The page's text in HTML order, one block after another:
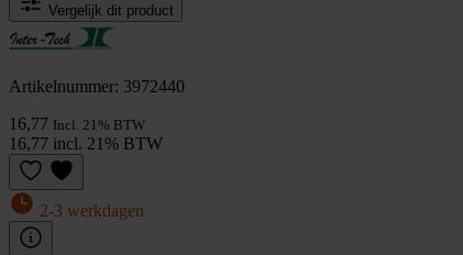
Vergelijk dit product
Artikelnummer: 3972440
16,77 Incl. 21% BTW
16,77 incl. 21% BTW
2-3 werkdagen